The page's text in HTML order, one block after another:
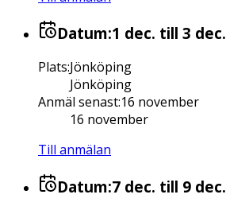
Datum:1 dec. till 3 dec.
Plats:Jönköping
Jönköping
Anmäl senast:16 november
16 november
Till anmälan
Datum:7 dec. till 9 dec.